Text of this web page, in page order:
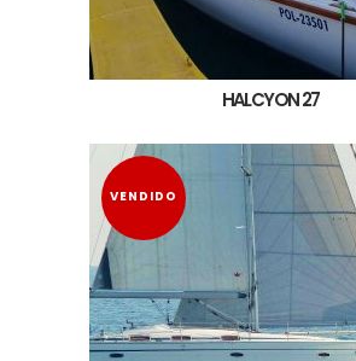
HALCYON 27
VENDIDO